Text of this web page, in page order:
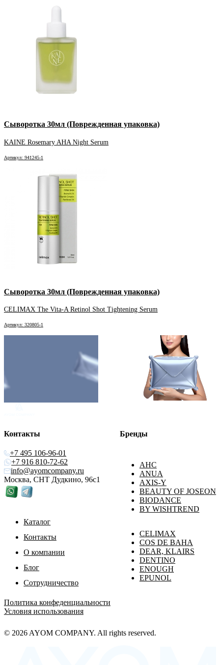
Сыворотка 30мл (Поврежденная упаковка)
KAINE Rosemary AHA Night Serum
Артикул: 941245-1
Сыворотка 30мл (Поврежденная упаковка)
CELIMAX The Vita-A Retinol Shot Tightening Serum
Артикул: 320805-1
Контакты
+7 495 106-96-01
+7 916 810-72-62
info@ayomcompany.ru
Москва, СНТ Дудкино, 96с1
Каталог
Контакты
О компании
Блог
Сотрудничество
Бренды
AHC
ANUA
AXIS-Y
BEAUTY OF JOSEON
BIODANCE
BY WISHTREND
CELIMAX
COS DE BAHA
DEAR, KLAIRS
DENTINO
ENOUGH
EPUNOL
Политика конфеденциальности
Условия использования
© 2026 AYOM COMPANY. All rights reserved.